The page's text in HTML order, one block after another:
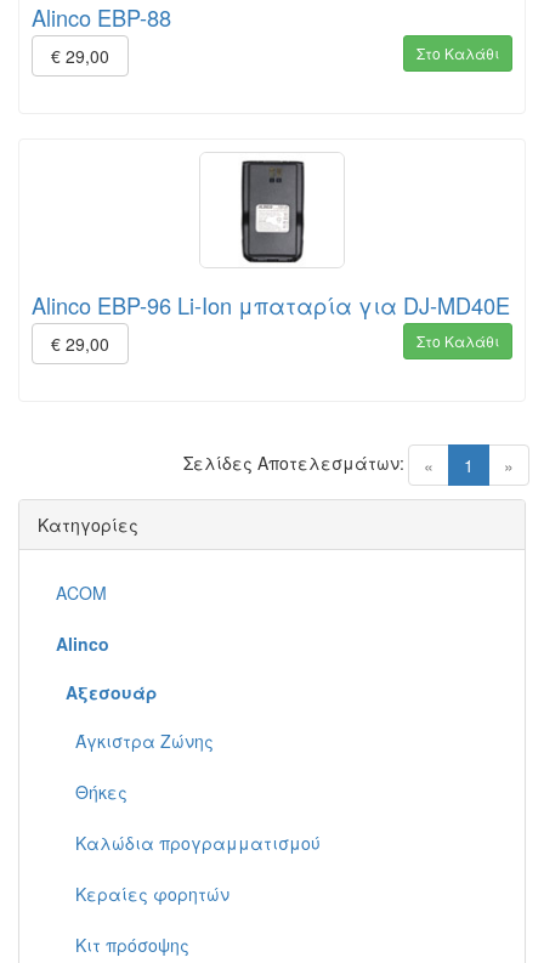
Alinco EBP-88
€ 29,00 Στο Καλάθι
Alinco EBP-96 Li-Ion μπαταρία για DJ-MD40E
€ 29,00 Στο Καλάθι
« 1 (current)
»
Σελίδες Αποτελεσμάτων:
Κατηγορίες
ACOM
Alinco
Αξεσουάρ
Άγκιστρα Ζώνης
Θήκες
Καλώδια προγραμματισμού
Κεραίες φορητών
Κιτ πρόσοψης